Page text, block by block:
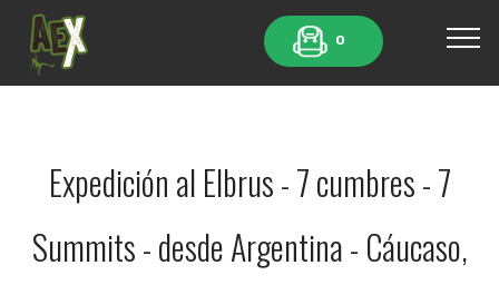
0
Expedición al Elbrus - 7 cumbres - 7
Summits - desde Argentina - Cáucaso,